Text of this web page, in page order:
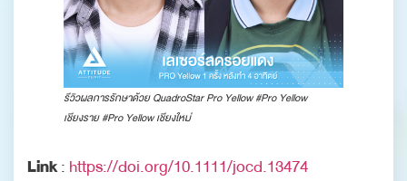
รีวิวผลการรักษาด้วย QuadroStar Pro Yellow #Pro Yellow
เชียงราย #Pro Yellow เชียงใหม่
Link: https://doi.org/10.1111/jocd.13474